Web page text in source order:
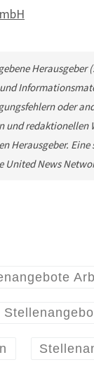
oder
redaktionellen
News